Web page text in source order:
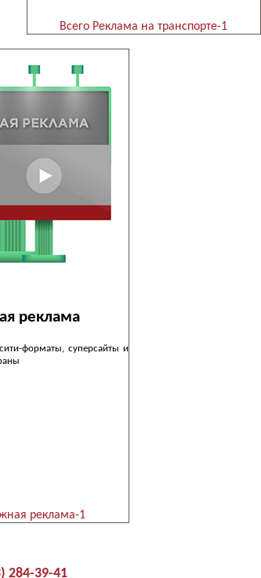
Всего Реклама на транспорте-1
реклама
форматы, суперсайты и
реклама-1
284-39-41